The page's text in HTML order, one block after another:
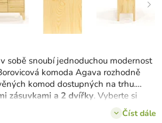
sobě snoubí jednoduchou modernost
komoda Agava rozhodně
komod dostupných na trhu.
zásuvkami a 2 dvířky. Vyberte si
Číst dále